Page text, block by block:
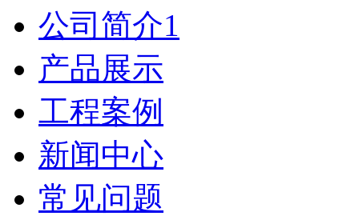
公司简介1
产品展示
工程案例
新闻中心
常见问题